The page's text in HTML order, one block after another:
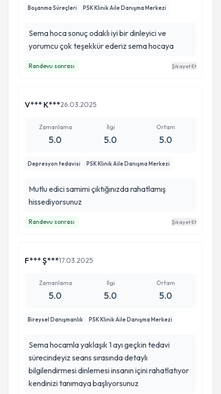
Boşanma Süreçleri PSK Klinik Aile Danışma Merkezi
Sema hoca sonuç odaklı iyi bir dinleyici ve
yorumcu çok teşekkür ederiz sema hocaya
Randevu sonrası Şikayet Et
V*** K***26.03.2025
Zamanlama
5.0
İlgi
5.0
Ortam
5.0
Depresyon tedavisi PSK Klinik Aile Danışma Merkezi
Mutlu edici samimi çıktığınızda rahatlamış
hissediyorsunuz
Randevu sonrası Şikayet Et
F*** Ş***17.03.2025
Zamanlama
5.0
İlgi
5.0
Ortam
5.0
Bireysel Danışmanlık PSK Klinik Aile Danışma Merkezi
Sema hocamla yaklaşık 1 ayı geçkin tedavi
sürecindeyiz seans sırasında detaylı
bilgilendirmesi dinlemesi insanın içini rahatlatıyor
kendinizi tanımaya başlıyorsunuz